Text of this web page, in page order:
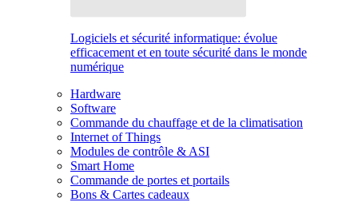
Logiciels et sécurité informatique: évolue
efficacement et en toute sécurité dans le monde
numérique
Hardware
Software
Commande du chauffage et de la climatisation
Internet of Things
Modules de contrôle & ASI
Smart Home
Commande de portes et portails
Bons & Cartes cadeaux